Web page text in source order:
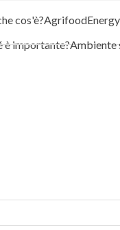
cos'è?Agrifood
è importante?Ambiente